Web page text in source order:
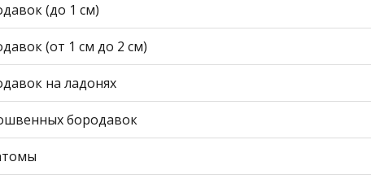
(до 1 см)
(от 1 см до 2 см)
на ладонях
бородавок